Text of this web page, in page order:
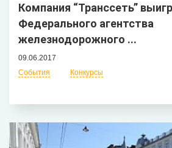
Компания “Транссеть”
Федерального агентства
железнодорожного ...
09.06.2017
События
Конкурсы